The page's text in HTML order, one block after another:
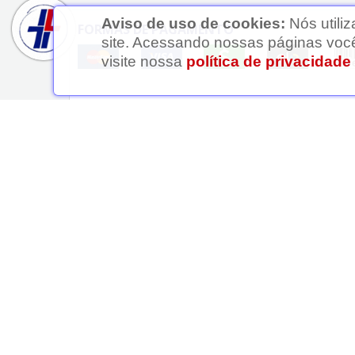
FORMAS DE PAGAMENTO
Aviso de uso de cookies: Nós
site. Acessando nossas páginas
visite nossa política de privacidade